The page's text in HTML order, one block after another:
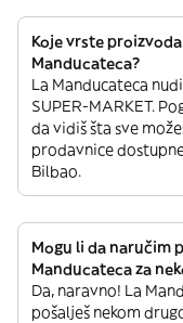
Koje vrste
Manducateca?
La Manducateca
SUPER-MARKET.
da vidiš šta sve
prodavnice
Bilbao.
Mogu li da naručim
Manducateca za
Da, naravno! La
pošalješ nekom